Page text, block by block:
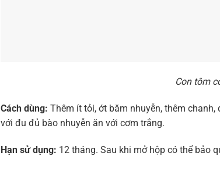
Con tôm
Cách dùng: Thêm ít tỏi, ớt băm nhuyễn, thêm
với đu đủ bào nhuyễn ăn với cơm trắng.
Hạn sử dụng: 12 tháng. Sau khi mở hộp có thể bảo